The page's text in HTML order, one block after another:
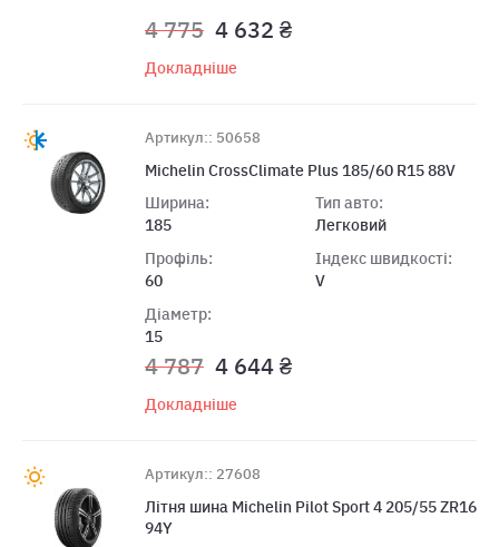
4 775 4 632 ₴
Докладніше
Артикул:: 50658
Michelin CrossClimate Plus 185/60 R15 88V
Ширина:
185
Профіль:
60
Діаметр:
15
Тип авто:
Легковий
Індекс швидкості:
V
4 787 4 644 ₴
Докладніше
Артикул:: 27608
Літня шина Michelin Pilot Sport 4 205/55 ZR16
94Y